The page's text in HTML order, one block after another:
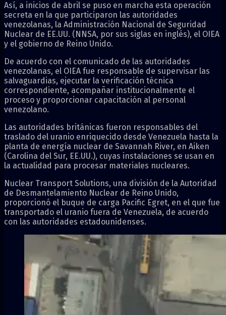
Así, a inicios de abril se puso en marcha esta operación
secreta en la que participaron las autoridades
venezolanas, la Administración Nacional de Seguridad
Nuclear de EE.UU. (NNSA, por sus siglas en inglés), el OIEA
y el gobierno de Reino Unido.
De acuerdo con el comunicado de las autoridades
venezolanas, el OIEA fue responsable de supervisar las
salvaguardias, ejecutar la verificación técnica
correspondiente, acompañar institucionalmente el
proceso y proporcionar capacitación al personal
venezolano.
Las autoridades británicas fueron responsables del
traslado del uranio enriquecido desde Venezuela hasta la
planta de energía nuclear de Savannah River, en Aiken
(Carolina del Sur, EE.UU.), cuyas instalaciones se usan en
la actualidad para procesar materiales nucleares.
Nuclear Transport Solutions, una división de la Autoridad
de Desmantelamiento Nuclear de Reino Unido,
proporcionó el buque de carga Pacific Egret, en el que fue
transportado el uranio fuera de Venezuela, de acuerdo
con las autoridades estadounidenses.